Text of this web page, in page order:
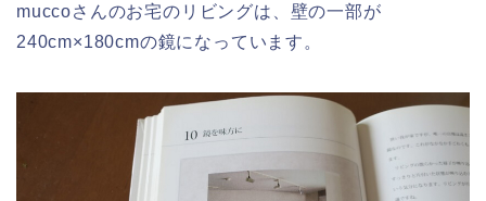
muccoさんのお宅のリビングは、壁の一部が
240cm×180cmの鏡になっています。